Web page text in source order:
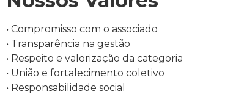
• Compromisso com o associado
• Transparência na gestão
• Respeito e valorização da categoria
• União e fortalecimento coletivo
• Responsabilidade social